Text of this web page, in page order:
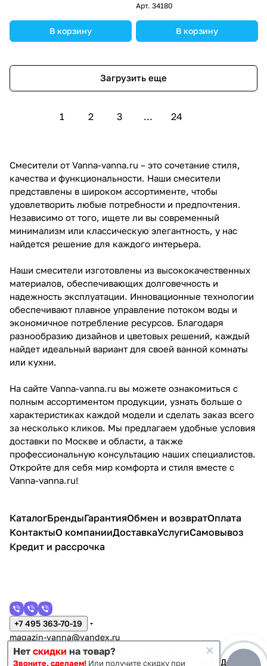
В корзину
Арт. 34180
В корзину
Загрузить еще
1 2 3 ... 24
Смесители от Vanna-vanna.ru – это сочетание стиля,
качества и функциональности. Наши смесители
представлены в широком ассортименте, чтобы
удовлетворить любые потребности и предпочтения.
Независимо от того, ищете ли вы современный
минимализм или классическую элегантность, у нас
найдется решение для каждого интерьера.
Наши смесители изготовлены из высококачественных
материалов, обеспечивающих долговечность и
надежность эксплуатации. Инновационные технологии
обеспечивают плавное управление потоком воды и
экономичное потребление ресурсов. Благодаря
разнообразию дизайнов и цветовых решений, каждый
найдет идеальный вариант для своей ванной комнаты
или кухни.
На сайте Vanna-vanna.ru вы можете ознакомиться с
полным ассортиментом продукции, узнать больше о
характеристиках каждой модели и сделать заказ всего
за несколько кликов. Мы предлагаем удобные условия
доставки по Москве и области, а также
профессиональную консультацию наших специалистов.
Откройте для себя мир комфорта и стиля вместе с
Vanna-vanna.ru!
КаталогБрендыГарантияОбмен и возвратОплата
КонтактыО компанииДоставкаУслугиСамовывоз
Кредит и рассрочка
+7 495 363-70-19
magazin-vanna@yandex.ru
г. Москва, Митино, улица Пятницкое шоссе 47
Нет скидки на товар?
Звоните, сделаем! Или получите скидку при